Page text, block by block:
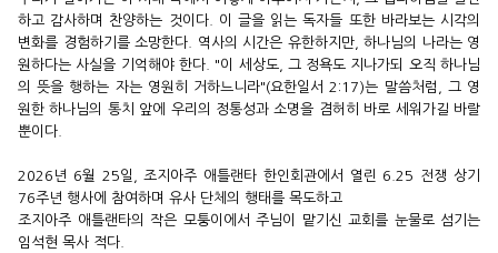
하고 감사하며 찬양하는 것이다. 이 글을 읽는 독자들 또한 바라보는 시각의
변화를 경험하기를 소망한다. 역사의 시간은 유한하지만, 하나님의 나라는 영
원하다는 사실을 기억해야 한다. "이 세상도, 그 정욕도 지나가되 오직 하나님
의 뜻을 행하는 자는 영원히 거하느니라"(요한일서 2:17)는 말씀처럼, 그 영
원한 하나님의 통치 앞에 우리의 정통성과 소명을 겸허히 바로 세워가길 바랄
뿐이다.
2026년 6월 25일, 조지아주 애틀랜타 한인회관에서 열린 6.25 전쟁 상기
76주년 행사에 참여하며 유사 단체의 행태를 목도하고
조지아주 애틀랜타의 작은 모퉁이에서 주님이 맡기신 교회를 눈물로 섬기는
임석현 목사 적다.